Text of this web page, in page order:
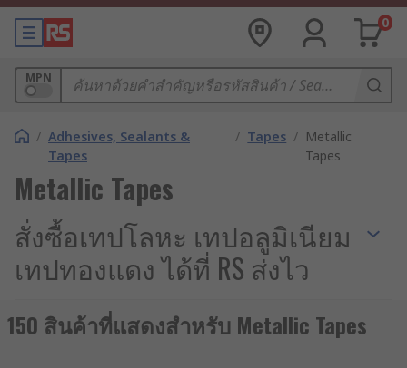
0
MPN
/ Adhesives, Sealants &
Tapes
/ Tapes / Metallic
Tapes
Metallic Tapes
สั่งซื้อเทปโลหะ เทปอลูมิเนียม
เทปทองแดง ได้ที่ RS ส่งไว
ในงานอุตสาหกรรม งานระบบไฟฟ้า และระบบปรับ
อากาศ (HVAC) วัสดุปิดผนึกหรือเทปกาวทั่วไปมักไม่
150 สินค้าที่แสดงสำหรับ Metallic Tapes